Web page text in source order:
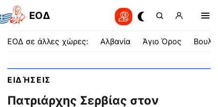
EOΔ
ΕΟΔ σε άλλες χώρες: Αλβανία Άγιο Όρος
ΕΙΔΉΣΕΙΣ
Πατριάρχης Σερβίας στον